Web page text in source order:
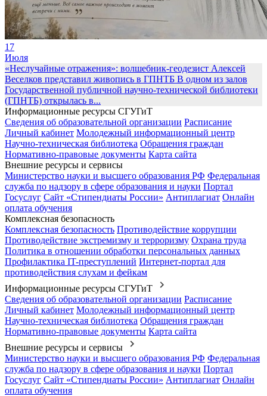
17
Июля
«Неслучайные отражения»: волшебник-геодезист Алексей
Веселков представил живопись в ГПНТБ В одном из залов
Государственной публичной научно-технической библиотеки
(ГПНТБ) открылась в...
Информационные ресурсы СГУГиТ
Сведения об образовательной организации Расписание
Личный кабинет Молодежный информационный центр
Научно-техническая библиотека Обращения граждан
Нормативно-правовые документы Карта сайта
Внешние ресурсы и сервисы
Министерство науки и высшего образования РФ Федеральная
служба по надзору в сфере образования и науки Портал
Госуслуг Сайт «Стипендиаты России» Антиплагиат Онлайн
оплата обучения
Комплексная безопасность
Комплексная безопасность Противодействие коррупции
Противодействие экстремизму и терроризму Охрана труда
Политика в отношении обработки персональных данных
Профилактика IT-преступлений Интернет-портал для
противодействия слухам и фейкам
Информационные ресурсы СГУГиТ
Сведения об образовательной организации Расписание
Личный кабинет Молодежный информационный центр
Научно-техническая библиотека Обращения граждан
Нормативно-правовые документы Карта сайта
Внешние ресурсы и сервисы
Министерство науки и высшего образования РФ Федеральная
служба по надзору в сфере образования и науки Портал
Госуслуг Сайт «Стипендиаты России» Антиплагиат Онлайн
оплата обучения